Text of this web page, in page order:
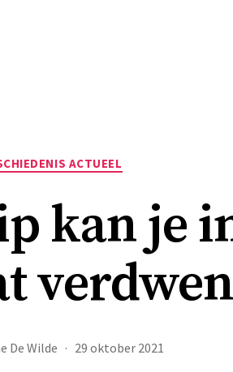
Categorieën
ACTUEEL
kan je
De Wilde 29 oktober 2021